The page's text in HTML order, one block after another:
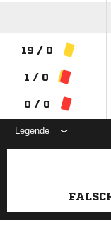
19 / 0
1 / 0
0 / 0
Legende